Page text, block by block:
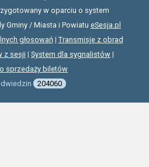
w oparciu o system
Gminy / Miasta i Powiatu eSesja.pl
głosowań| Transmisje z obrad
z sesji | System dla sygnalistów |
sprzedaży biletów
204060